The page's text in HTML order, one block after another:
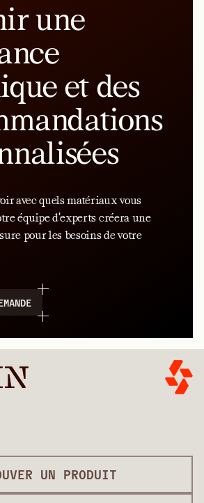
une
et des
avec quels matériaux vous
équipe d'experts créera une
pour les besoins de votre
UN PRODUIT